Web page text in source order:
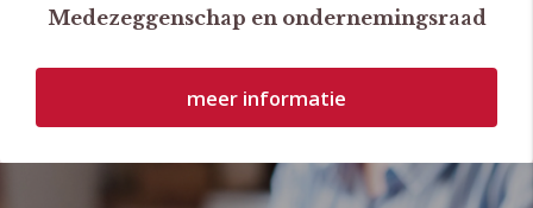
Medezeggenschap en ondernemingsraad
meer informatie